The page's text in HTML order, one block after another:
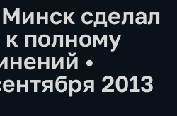
сделал
к полному
•
2013